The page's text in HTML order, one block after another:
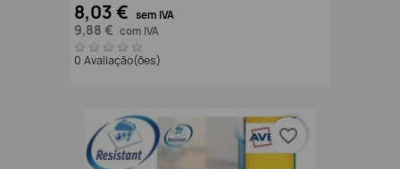
8,03 € sem IVA
9,88 € com IVA
0 Avaliação(ões)
favorite_border